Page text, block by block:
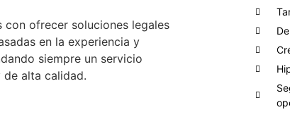
con ofrecer soluciones legales
en la experiencia y
siempre un servicio
alta calidad.